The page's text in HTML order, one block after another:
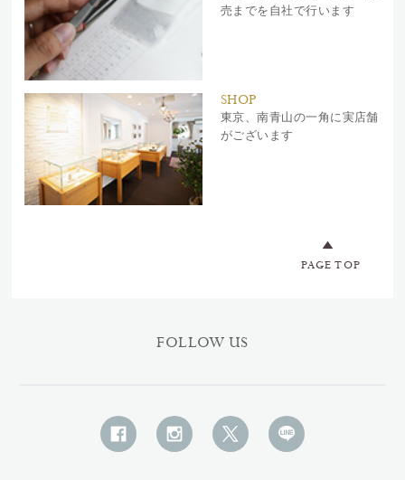
売までを自社で行います
SHOP
東京、南青山の一角に実店舗
がございます
PAGE TOP
FOLLOW US